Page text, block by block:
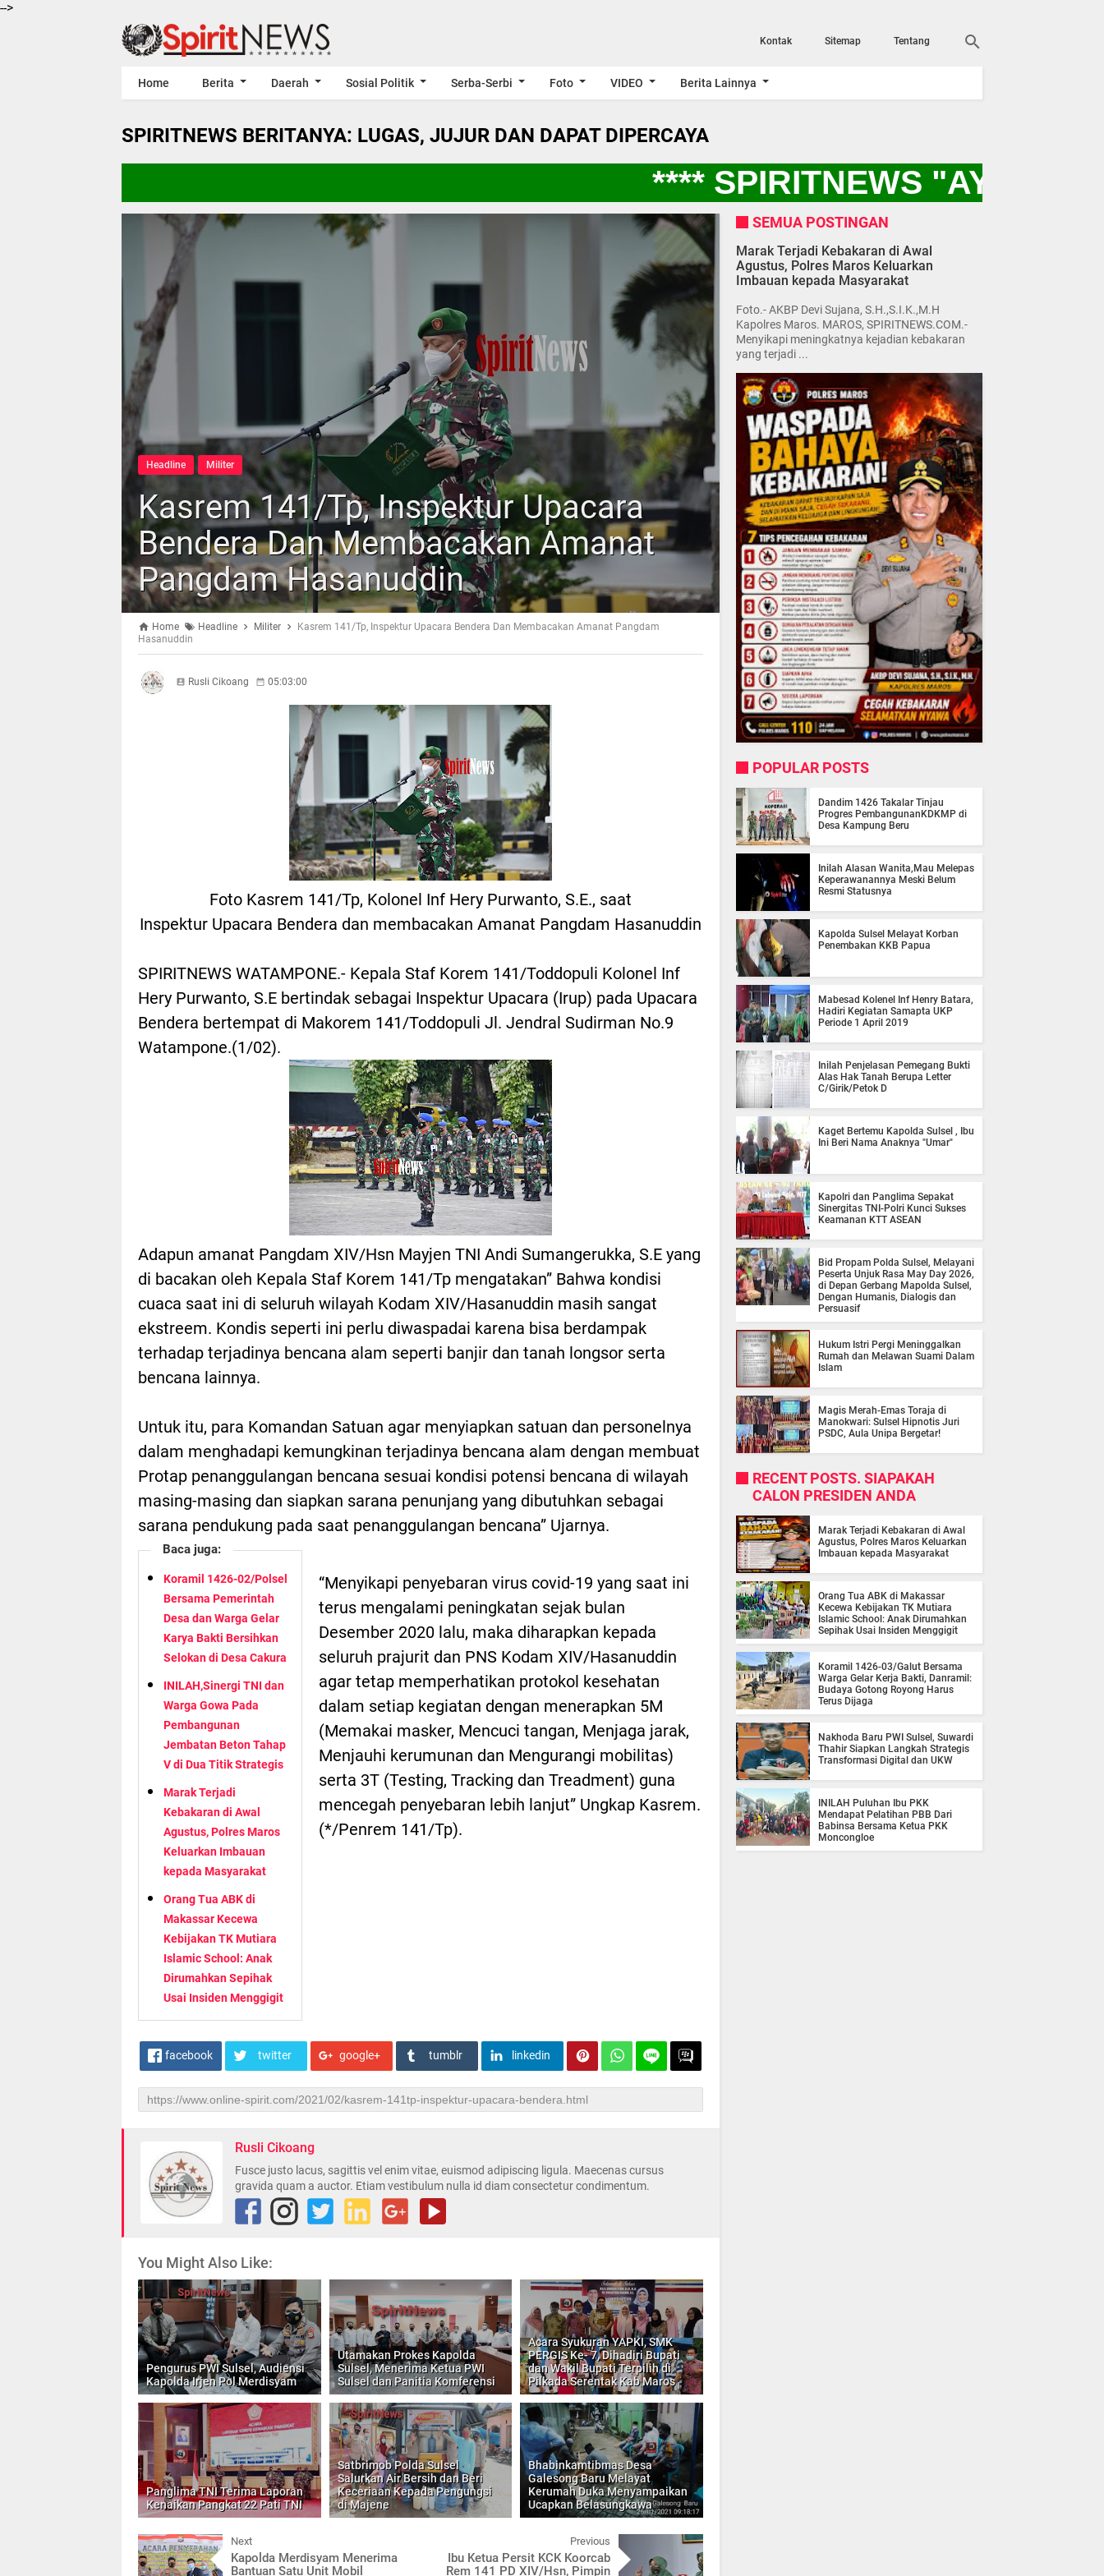
-->
Kontak Sitemap Tentang
Home Berita Daerah Sosial Politik Serba-Serbi Foto VIDEO Berita Lainnya
SPIRITNEWS BERITANYA: LUGAS, JUJUR DAN DAPAT DIPERCAYA
**** SPIRITNEWS "AYO KITA
Headline Militer
Kasrem 141/Tp, Inspektur Upacara
Bendera Dan Membacakan Amanat
Pangdam Hasanuddin
Home Headline Militer
Kasrem 141/Tp, Inspektur Upacara Bendera Dan Membacakan Amanat Pangdam
Hasanuddin
Rusli Cikoang 05:03:00
Foto Kasrem 141/Tp, Kolonel Inf Hery Purwanto, S.E., saat
Inspektur Upacara Bendera dan membacakan Amanat Pangdam Hasanuddin
SPIRITNEWS WATAMPONE.- Kepala Staf Korem 141/Toddopuli Kolonel Inf
Hery Purwanto, S.E bertindak sebagai Inspektur Upacara (Irup) pada Upacara
Bendera bertempat di Makorem 141/Toddopuli Jl. Jendral Sudirman No.9
Watampone.(1/02).
Adapun amanat Pangdam XIV/Hsn Mayjen TNI Andi Sumangerukka, S.E yang
di bacakan oleh Kepala Staf Korem 141/Tp mengatakan” Bahwa kondisi
cuaca saat ini di seluruh wilayah Kodam XIV/Hasanuddin masih sangat
ekstreem. Kondis seperti ini perlu diwaspadai karena bisa berdampak
terhadap terjadinya bencana alam seperti banjir dan tanah longsor serta
bencana lainnya.
Untuk itu, para Komandan Satuan agar menyiapkan satuan dan personelnya
dalam menghadapi kemungkinan terjadinya bencana alam dengan membuat
Protap penanggulangan bencana sesuai kondisi potensi bencana di wilayah
masing-masing dan siapkan sarana penunjang yang dibutuhkan sebagai
sarana pendukung pada saat penanggulangan bencana” Ujarnya.
Baca juga:
Koramil 1426-02/Polsel
Bersama Pemerintah
Desa dan Warga Gelar
Karya Bakti Bersihkan
Selokan di Desa Cakura
INILAH,Sinergi TNI dan
Warga Gowa Pada
Pembangunan
Jembatan Beton Tahap
V di Dua Titik Strategis
Marak Terjadi
Kebakaran di Awal
Agustus, Polres Maros
Keluarkan Imbauan
kepada Masyarakat
Orang Tua ABK di
Makassar Kecewa
Kebijakan TK Mutiara
Islamic School: Anak
Dirumahkan Sepihak
Usai Insiden Menggigit
“Menyikapi penyebaran virus covid-19 yang saat ini
terus mengalami peningkatan sejak bulan
Desember 2020 lalu, maka diharapkan kepada
seluruh prajurit dan PNS Kodam XIV/Hasanuddin
agar tetap memperhatikan protokol kesehatan
dalam setiap kegiatan dengan menerapkan 5M
(Memakai masker, Mencuci tangan, Menjaga jarak,
Menjauhi kerumunan dan Mengurangi mobilitas)
serta 3T (Testing, Tracking dan Treadment) guna
mencegah penyebaran lebih lanjut” Ungkap Kasrem.
(*/Penrem 141/Tp).
facebook twitter google+ tumblr linkedin
Rusli Cikoang
Fusce justo lacus, sagittis vel enim vitae, euismod adipiscing ligula. Maecenas cursus
gravida quam a auctor. Etiam vestibulum nulla id diam consectetur condimentum.
You Might Also Like:
Pengurus PWI Sulsel, Audiensi
Kapolda Irjen Pol Merdisyam
Utamakan Prokes Kapolda
Sulsel, Menerima Ketua PWI
Sulsel dan Panitia Komferensi
Acara Syukuran YAPKI, SMK
PERGIS Ke- 7, Dihadiri Bupati
dan Wakil Bupati Terpilih di
Pilkada Serentak Kab Maros
Panglima TNI Terima Laporan
Kenaikan Pangkat 22 Pati TNI
Satbrimob Polda Sulsel
Salurkan Air Bersih dan Beri
Keceriaan Kepada Pengungsi
di Majene
Bhabinkamtibmas Desa
Galesong Baru Melayat
Kerumah Duka Menyampaikan
Ucapkan Belasungkawa
Next
Kapolda Merdisyam Menerima
Bantuan Satu Unit Mobil
Previous
Ibu Ketua Persit KCK Koorcab
Rem 141 PD XIV/Hsn, Pimpin
SEMUA POSTINGAN
Marak Terjadi Kebakaran di Awal
Agustus, Polres Maros Keluarkan
Imbauan kepada Masyarakat
Foto.- AKBP Devi Sujana, S.H.,S.I.K.,M.H
Kapolres Maros. MAROS, SPIRITNEWS.COM.-
Menyikapi meningkatnya kejadian kebakaran
yang terjadi ...
POPULAR POSTS
Dandim 1426 Takalar Tinjau
Progres PembangunanKDKMP di
Desa Kampung Beru
Inilah Alasan Wanita,Mau Melepas
Keperawanannya Meski Belum
Resmi Statusnya
Kapolda Sulsel Melayat Korban
Penembakan KKB Papua
Mabesad Kolenel Inf Henry Batara,
Hadiri Kegiatan Samapta UKP
Periode 1 April 2019
Inilah Penjelasan Pemegang Bukti
Alas Hak Tanah Berupa Letter
C/Girik/Petok D
Kaget Bertemu Kapolda Sulsel , Ibu
Ini Beri Nama Anaknya "Umar"
Kapolri dan Panglima Sepakat
Sinergitas TNI-Polri Kunci Sukses
Keamanan KTT ASEAN
Bid Propam Polda Sulsel, Melayani
Peserta Unjuk Rasa May Day 2026,
di Depan Gerbang Mapolda Sulsel,
Dengan Humanis, Dialogis dan
Persuasif
Hukum Istri Pergi Meninggalkan
Rumah dan Melawan Suami Dalam
Islam
Magis Merah-Emas Toraja di
Manokwari: Sulsel Hipnotis Juri
PSDC, Aula Unipa Bergetar!
RECENT POSTS. SIAPAKAH
CALON PRESIDEN ANDA
Marak Terjadi Kebakaran di Awal
Agustus, Polres Maros Keluarkan
Imbauan kepada Masyarakat
Orang Tua ABK di Makassar
Kecewa Kebijakan TK Mutiara
Islamic School: Anak Dirumahkan
Sepihak Usai Insiden Menggigit
Koramil 1426-03/Galut Bersama
Warga Gelar Kerja Bakti, Danramil:
Budaya Gotong Royong Harus
Terus Dijaga
Nakhoda Baru PWI Sulsel, Suwardi
Thahir Siapkan Langkah Strategis
Transformasi Digital dan UKW
INILAH Puluhan Ibu PKK
Mendapat Pelatihan PBB Dari
Babinsa Bersama Ketua PKK
Moncongloe